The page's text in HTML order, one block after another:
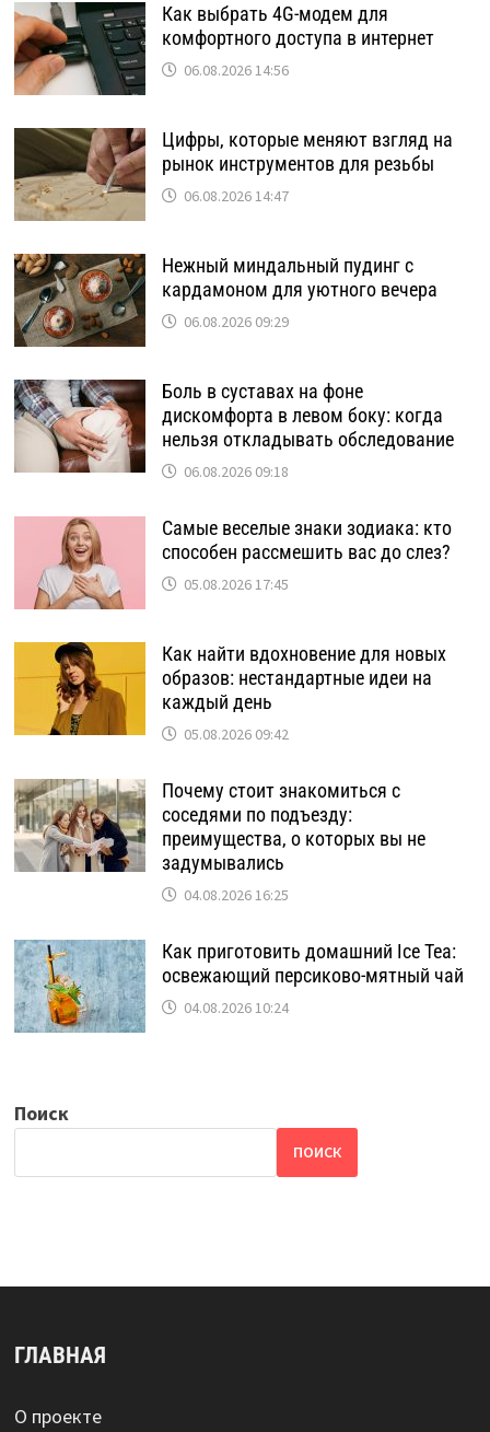
Как выбрать 4G-модем для
комфортного доступа в интернет
06.08.2026 14:56
Цифры, которые меняют взгляд на
рынок инструментов для резьбы
06.08.2026 14:47
Нежный миндальный пудинг с
кардамоном для уютного вечера
06.08.2026 09:29
Боль в суставах на фоне
дискомфорта в левом боку: когда
нельзя откладывать обследование
06.08.2026 09:18
Самые веселые знаки зодиака: кто
способен рассмешить вас до слез?
05.08.2026 17:45
Как найти вдохновение для новых
образов: нестандартные идеи на
каждый день
05.08.2026 09:42
Почему стоит знакомиться с
соседями по подъезду:
преимущества, о которых вы не
задумывались
04.08.2026 16:25
Как приготовить домашний Ice Tea:
освежающий персиково-мятный чай
04.08.2026 10:24
Поиск
ПОИСК
ГЛАВНАЯ
О проекте